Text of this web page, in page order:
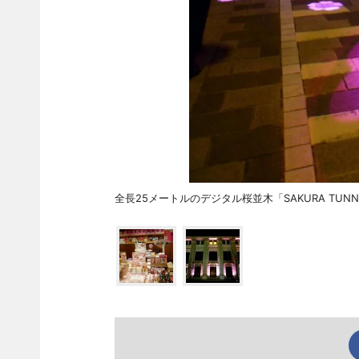
全長25メートルのデジタル桜並木「SAKURA